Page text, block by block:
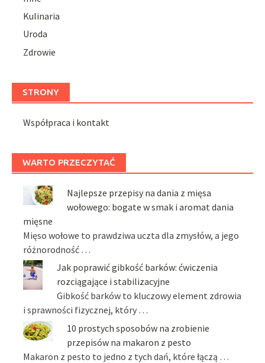
Kulinaria
Uroda
Zdrowie
STRONY
Współpraca i kontakt
WARTO PRZECZYTAĆ
Najlepsze przepisy na dania z mięsa
wołowego: bogate w smak i aromat dania
mięsne
Mięso wołowe to prawdziwa uczta dla zmysłów, a jego
różnorodność …
Jak poprawić gibkość barków: ćwiczenia
rozciągające i stabilizacyjne
Gibkość barków to kluczowy element zdrowia
i sprawności fizycznej, który …
10 prostych sposobów na zrobienie
przepisów na makaron z pesto
Makaron z pesto to jedno z tych dań, które łączą …